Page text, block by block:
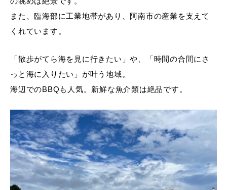
また、臨海部に工業地帯があり、阿南市の産業を支えて
くれています。
「散歩がてら海を見に行きたい」や、「時間の合間にさ
っと海に入りたい」が叶う地域。
海辺でのBBQも人気。新鮮な魚介類は絶品です。